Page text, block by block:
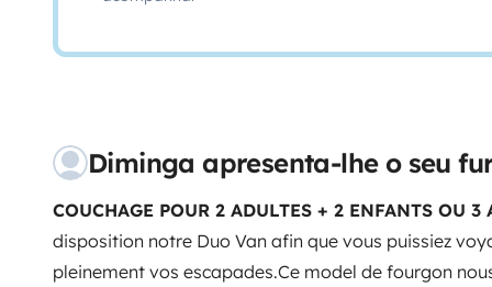
Diminga apresenta-lhe o seu
COUCHAGE POUR 2 ADULTES + 2 ENFANTS OU 3
disposition notre Duo Van afin que vous puissiez
pleinement vos escapades.Ce model de fourgon